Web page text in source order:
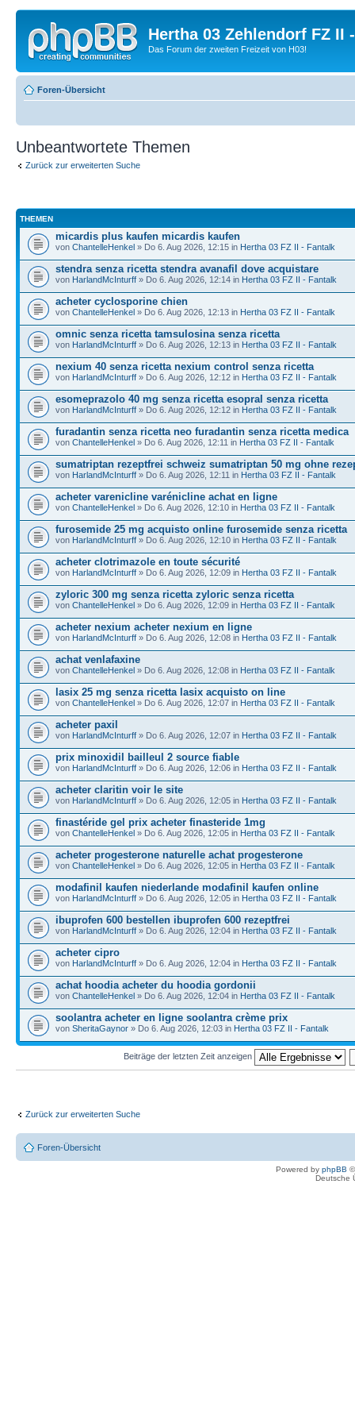
Hertha 03 Zehlendorf FZ II
Das Forum der zweiten Freizeit von H03!
Foren-Übersicht
Unbeantwortete Themen
Zurück zur erweiterten Suche
THEMEN
micardis plus kaufen micardis kaufen
von ChantelleHenkel » Do 6. Aug 2026, 12:15 in Hertha 03 FZ II - Fantalk
stendra senza ricetta stendra avanafil dove acquistare
von HarlandMcInturff » Do 6. Aug 2026, 12:14 in Hertha 03 FZ II - Fantalk
acheter cyclosporine chien
von ChantelleHenkel » Do 6. Aug 2026, 12:13 in Hertha 03 FZ II - Fantalk
omnic senza ricetta tamsulosina senza ricetta
von HarlandMcInturff » Do 6. Aug 2026, 12:13 in Hertha 03 FZ II - Fantalk
nexium 40 senza ricetta nexium control senza ricetta
von HarlandMcInturff » Do 6. Aug 2026, 12:12 in Hertha 03 FZ II - Fantalk
esomeprazolo 40 mg senza ricetta esopral senza ricetta
von HarlandMcInturff » Do 6. Aug 2026, 12:12 in Hertha 03 FZ II - Fantalk
furadantin senza ricetta neo furadantin senza ricetta medica
von ChantelleHenkel » Do 6. Aug 2026, 12:11 in Hertha 03 FZ II - Fantalk
sumatriptan rezeptfrei schweiz sumatriptan 50 mg ohne
von HarlandMcInturff » Do 6. Aug 2026, 12:11 in Hertha 03 FZ II - Fantalk
acheter varenicline varénicline achat en ligne
von ChantelleHenkel » Do 6. Aug 2026, 12:10 in Hertha 03 FZ II - Fantalk
furosemide 25 mg acquisto online furosemide senza ricetta
von HarlandMcInturff » Do 6. Aug 2026, 12:10 in Hertha 03 FZ II - Fantalk
acheter clotrimazole en toute sécurité
von HarlandMcInturff » Do 6. Aug 2026, 12:09 in Hertha 03 FZ II - Fantalk
zyloric 300 mg senza ricetta zyloric senza ricetta
von ChantelleHenkel » Do 6. Aug 2026, 12:09 in Hertha 03 FZ II - Fantalk
acheter nexium acheter nexium en ligne
von HarlandMcInturff » Do 6. Aug 2026, 12:08 in Hertha 03 FZ II - Fantalk
achat venlafaxine
von ChantelleHenkel » Do 6. Aug 2026, 12:08 in Hertha 03 FZ II - Fantalk
lasix 25 mg senza ricetta lasix acquisto on line
von ChantelleHenkel » Do 6. Aug 2026, 12:07 in Hertha 03 FZ II - Fantalk
acheter paxil
von HarlandMcInturff » Do 6. Aug 2026, 12:07 in Hertha 03 FZ II - Fantalk
prix minoxidil bailleul 2 source fiable
von HarlandMcInturff » Do 6. Aug 2026, 12:06 in Hertha 03 FZ II - Fantalk
acheter claritin voir le site
von HarlandMcInturff » Do 6. Aug 2026, 12:05 in Hertha 03 FZ II - Fantalk
finastéride gel prix acheter finasteride 1mg
von ChantelleHenkel » Do 6. Aug 2026, 12:05 in Hertha 03 FZ II - Fantalk
acheter progesterone naturelle achat progesterone
von ChantelleHenkel » Do 6. Aug 2026, 12:05 in Hertha 03 FZ II - Fantalk
modafinil kaufen niederlande modafinil kaufen online
von HarlandMcInturff » Do 6. Aug 2026, 12:05 in Hertha 03 FZ II - Fantalk
ibuprofen 600 bestellen ibuprofen 600 rezeptfrei
von HarlandMcInturff » Do 6. Aug 2026, 12:04 in Hertha 03 FZ II - Fantalk
acheter cipro
von HarlandMcInturff » Do 6. Aug 2026, 12:04 in Hertha 03 FZ II - Fantalk
achat hoodia acheter du hoodia gordonii
von ChantelleHenkel » Do 6. Aug 2026, 12:04 in Hertha 03 FZ II - Fantalk
soolantra acheter en ligne soolantra crème prix
von SheritaGaynor » Do 6. Aug 2026, 12:03 in Hertha 03 FZ II - Fantalk
Beiträge der letzten Zeit anzeigen
Zurück zur erweiterten Suche
Foren-Übersicht
Powered by phpBB
Deutsche